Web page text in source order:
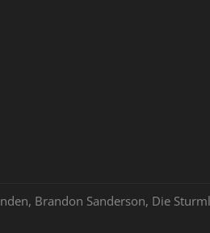
Brandon Sanderson, Die